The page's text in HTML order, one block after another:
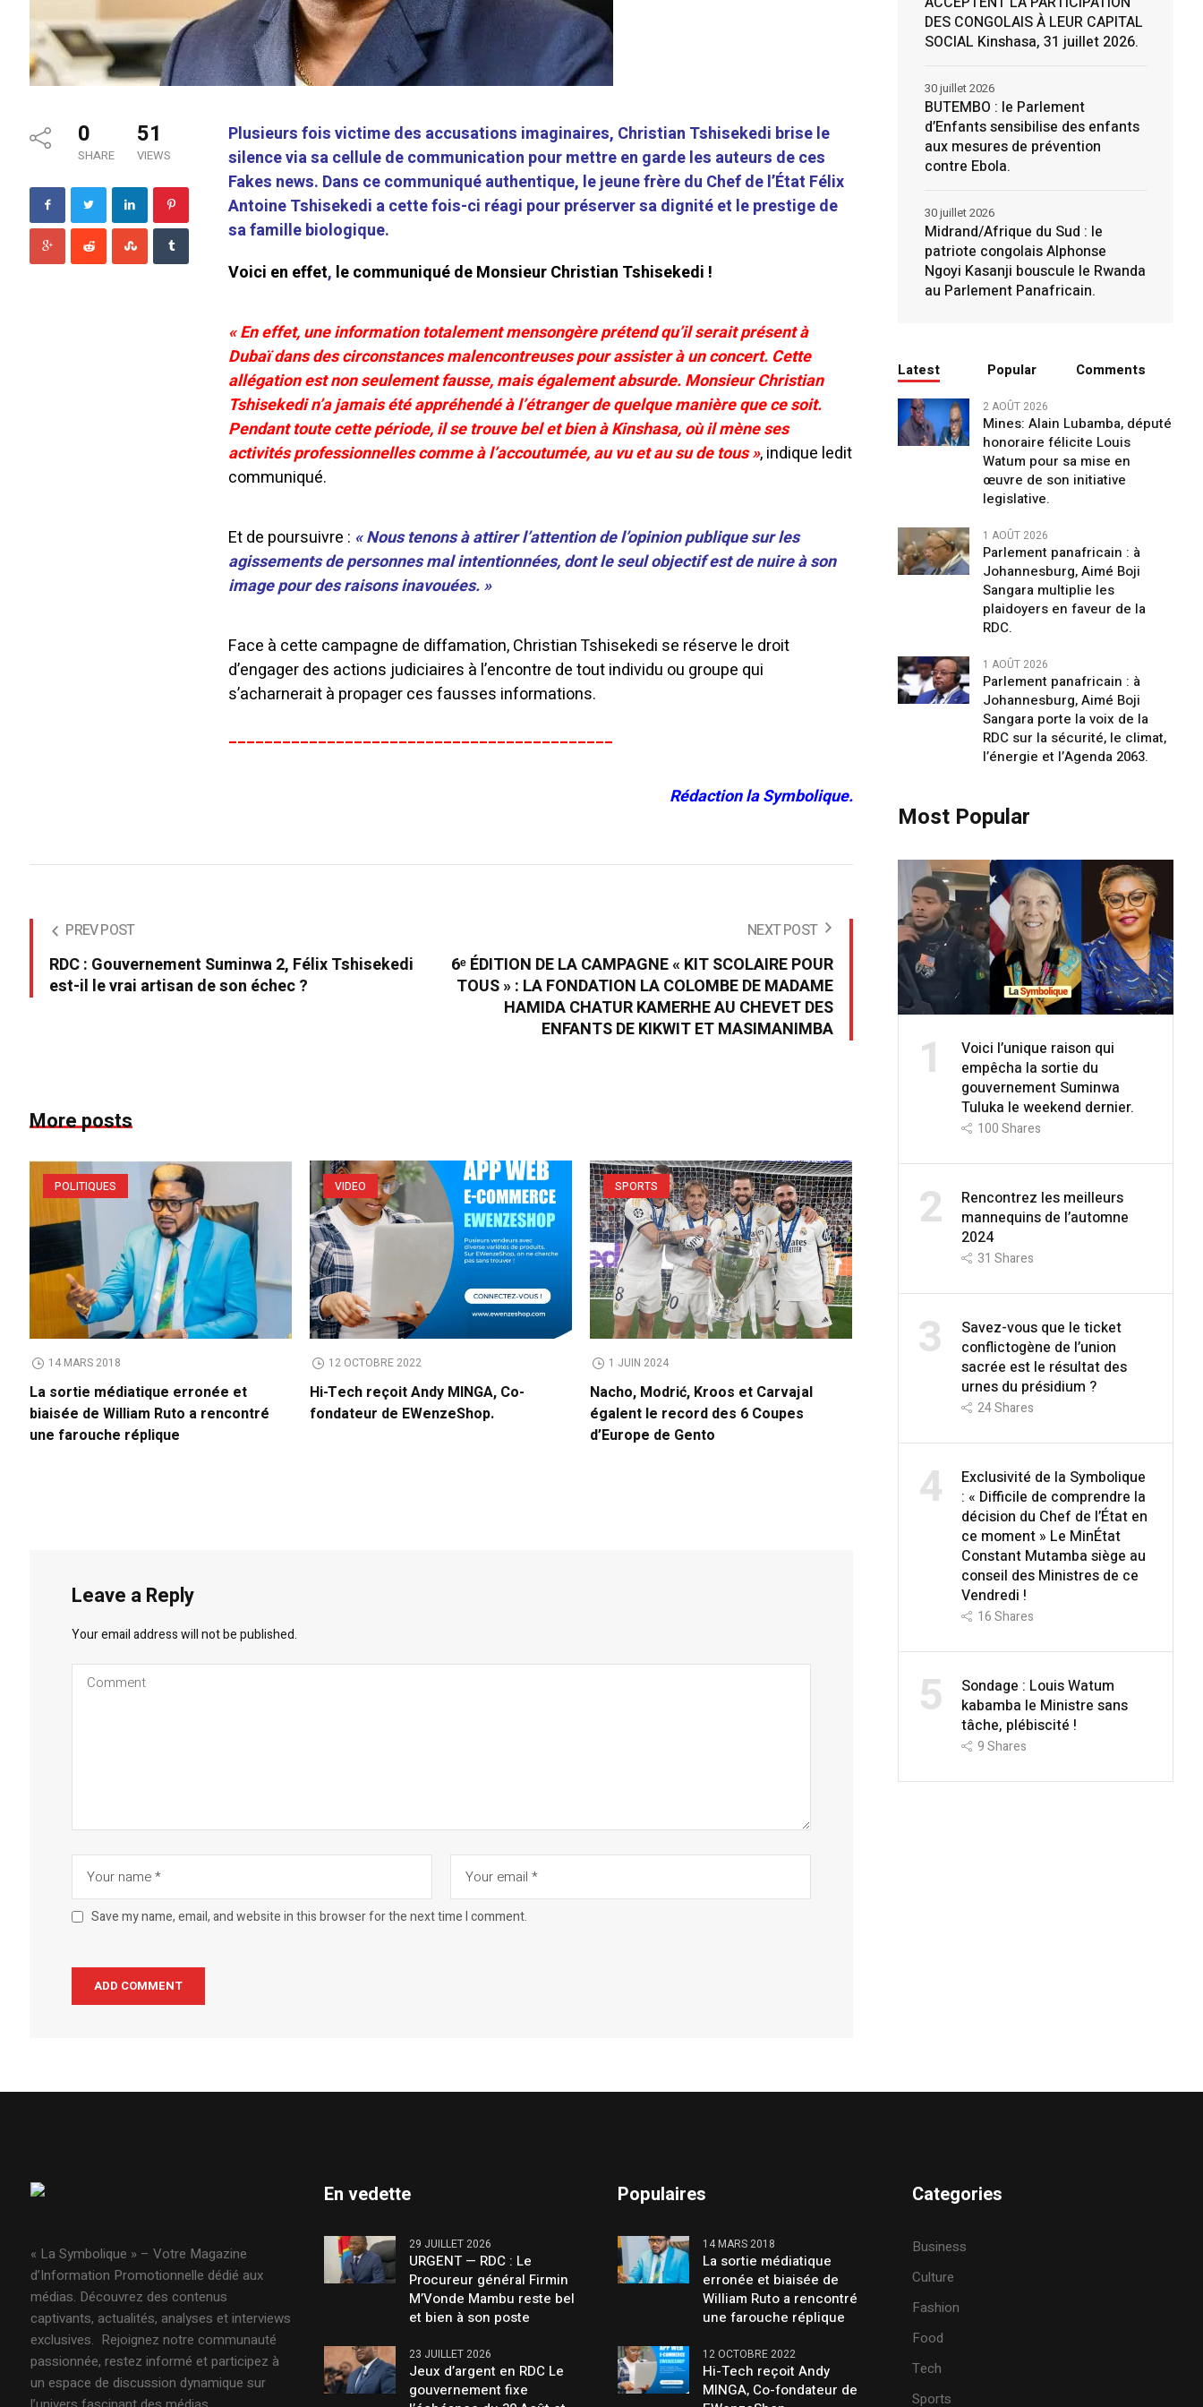
0
SHARE
51
VIEWS
Plusieurs fois victime des accusations imaginaires, Christian Tshisekedi brise le
silence via sa cellule de communication pour mettre en garde les auteurs de ces
Fakes news. Dans ce communiqué authentique, le jeune frère du Chef de l’État Félix
Antoine Tshisekedi a cette fois-ci réagi pour préserver sa dignité et le prestige de
sa famille biologique.
Voici en effet, le communiquédeMonsieurChristian Tshisekedi !
« En effet, une information totalement mensongère prétend qu’il serait présent à
Dubaï dans des circonstances malencontreuses pour assister à un concert. Cette
allégation est non seulement fausse, mais également absurde. Monsieur Christian
Tshisekedi n’a jamais été appréhendé à l’étranger de quelque manière que ce soit.
Pendant toute cette période, il se trouve bel et bien à Kinshasa, où il mène ses
activités professionnelles comme à l’accoutumée, au vu et au su de tous », indique ledit
communiqué.
Et de poursuivre : « Nous tenons à attirer l’attention de l’opinion publique sur les
agissements de personnes mal intentionnées, dont le seul objectif est de nuire à son
image pour des raisons inavouées. »
Face à cette campagne de diffamation, Christian Tshisekedi se réserve le droit
d’engager des actions judiciaires à l’encontre de tout individu ou groupe qui
s’acharnerait à propager ces fausses informations.
___________________________________________
Rédaction la Symbolique.
PREV POST
RDC : Gouvernement Suminwa 2, Félix Tshisekedi
est-il le vrai artisan de son échec ?
NEXT POST
6ᵉ ÉDITION DE LA CAMPAGNE « KIT SCOLAIRE POUR
TOUS » : LA FONDATION LA COLOMBE DE MADAME
HAMIDA CHATUR KAMERHE AU CHEVET DES
ENFANTS DE KIKWIT ET MASIMANIMBA
More posts
POLITIQUES
14 MARS 2018
La sortie médiatique erronée et
biaisée de William Ruto a rencontré
une farouche réplique
VIDEO
12 OCTOBRE 2022
Hi-Tech reçoit Andy MINGA, Co-
fondateur de EWenzeShop.
SPORTS
1 JUIN 2024
Nacho, Modrić, Kroos et Carvajal
égalent le record des 6 Coupes
d’Europe de Gento
Leave a Reply
Your email address will not be published.
Save my name, email, and website in this browser for the next time I comment.
DES CONGOLAIS À LEUR CAPITAL
SOCIAL Kinshasa, 31 juillet 2026.
BUTEMBO : le Parlement
d’Enfants sensibilise des enfants
aux mesures de prévention
contre Ebola.
30 juillet 2026
Midrand/Afrique du Sud : le
patriote congolais Alphonse
Ngoyi Kasanji bouscule le Rwanda
au Parlement Panafricain.
30 juillet 2026
Latest Popular Comments
2 AOÛT 2026
Mines: Alain Lubamba, député
honoraire félicite Louis
Watum pour sa mise en
œuvre de son initiative
legislative.
1 AOÛT 2026
Parlement panafricain : à
Johannesburg, Aimé Boji
Sangara multiplie les
plaidoyers en faveur de la
RDC.
1 AOÛT 2026
Parlement panafricain : à
Johannesburg, Aimé Boji
Sangara porte la voix de la
RDC sur la sécurité, le climat,
l’énergie et l’Agenda 2063.
Most Popular
1
Voici l’unique raison qui
empêcha la sortie du
gouvernement Suminwa
Tuluka le weekend dernier.
100Shares
2
Rencontrez les meilleurs
mannequins de l’automne
2024
31 Shares
3
Savez-vous que le ticket
conflictogène de l’union
sacrée est le résultat des
urnes du présidium ?
24Shares
4
Exclusivité de la Symbolique
: « Difficile de comprendre la
décision du Chef de l’État en
ce moment » Le MinÉtat
Constant Mutamba siège au
conseil des Ministres de ce
Vendredi !
16Shares
5
Sondage : Louis Watum
kabamba le Ministre sans
tâche, plébiscité !
9Shares
« La Symbolique » – Votre Magazine
d’Information Promotionnelle dédié aux
médias. Découvrez des contenus
captivants, actualités, analyses et interviews
exclusives. Rejoignez notre communauté
passionnée, restez informé et participez à
un espace de discussion dynamique sur
En vedette
29 JUILLET 2026
URGENT — RDC : Le
Procureur général Firmin
M’Vonde Mambu reste bel
et bien à son poste
23 JUILLET 2026
Jeux d’argent en RDC Le
gouvernement fixe
Populaires
14 MARS 2018
La sortie médiatique
erronée et biaisée de
William Ruto a rencontré
une farouche réplique
12 OCTOBRE 2022
Hi-Tech reçoit Andy
MINGA, Co-fondateur de
Categories
Business
Culture
Fashion
Food
Tech
Sports